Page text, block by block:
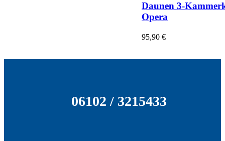
Daunen 3-
Opera
95,90 €
06102 / 3215433